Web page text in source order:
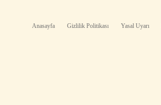
Anasayfa Gizlilik Politikası Yasal Uyarı